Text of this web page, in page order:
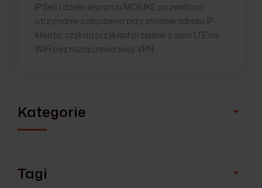
IPSec i dzięki wsparciu MOBIKE pozwala na
utrzymanie połączenia przy zmianie adresu IP
klienta, czyli na przykład przejście z sieci LTE na
WiFi bez rozłączenia sesji VPN.
Kategorie
Tagi